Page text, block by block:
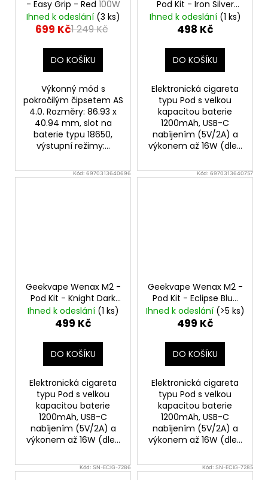
- Easy Grip - Red 100W
Ihned k odeslání (3 ks)
699 Kč1 249 Kč
DO KOŠÍKU
Výkonný mód s
pokročilým čipsetem AS
4.0. Rozměry: 86.93 x
40.94 mm, slot na
baterie typu 18650,
výstupní režimy:...
Pod Kit - Iron Silver
1200mAh
Ihned k odeslání (1 ks)
498 Kč
DO KOŠÍKU
Elektronická cigareta
typu Pod s velkou
kapacitou baterie
1200mAh, USB-C
nabíjením (5V/2A) a
výkonem až 16W (dle...
Kód:6970313640696
Geekvape Wenax M2 -
Pod Kit - Knight Dark
1200mAh
Ihned k odeslání (1 ks)
499 Kč
DO KOŠÍKU
Elektronická cigareta
typu Pod s velkou
kapacitou baterie
1200mAh, USB-C
nabíjením (5V/2A) a
výkonem až 16W (dle...
Kód:6970313640757
Geekvape Wenax M2 -
Pod Kit - Eclipse Blue
1200mAh
Ihned k odeslání (>5 ks)
499 Kč
DO KOŠÍKU
Elektronická cigareta
typu Pod s velkou
kapacitou baterie
1200mAh, USB-C
nabíjením (5V/2A) a
výkonem až 16W (dle...
Kód:SN-ECIG-7286 Kód:SN-ECIG-7285